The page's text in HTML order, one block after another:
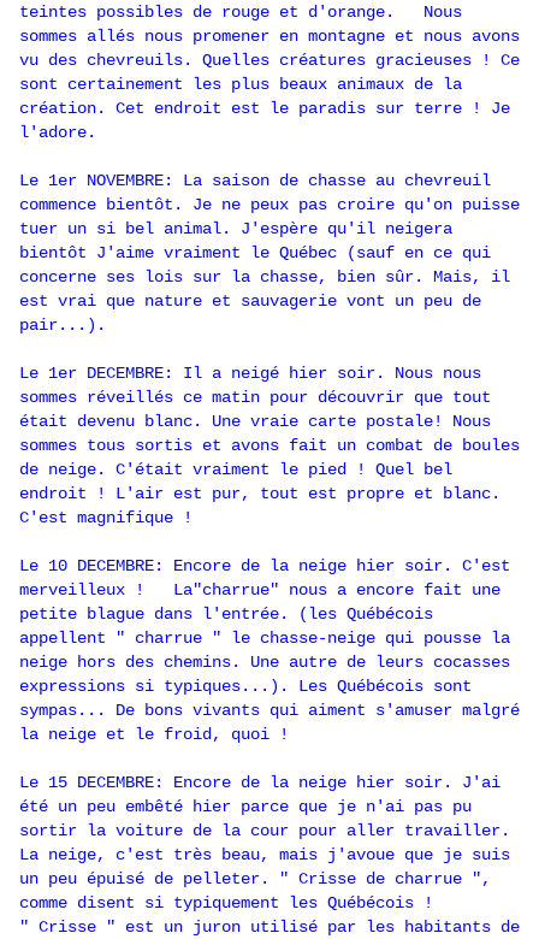
teintes possibles de rouge et d'orange. Nous
sommes allés nous promener en montagne et nous avons
vu des chevreuils. Quelles créatures gracieuses ! Ce
sont certainement les plus beaux animaux de la
création. Cet endroit est le paradis sur terre ! Je
l'adore.
Le 1er NOVEMBRE: La saison de chasse au chevreuil
commence bientôt. Je ne peux pas croire qu'on puisse
tuer un si bel animal. J'espère qu'il neigera
bientôt J'aime vraiment le Québec (sauf en ce qui
concerne ses lois sur la chasse, bien sûr. Mais, il
est vrai que nature et sauvagerie vont un peu de
pair...).
Le 1er DECEMBRE: Il a neigé hier soir. Nous nous
sommes réveillés ce matin pour découvrir que tout
était devenu blanc. Une vraie carte postale! Nous
sommes tous sortis et avons fait un combat de boules
de neige. C'était vraiment le pied ! Quel bel
endroit ! L'air est pur, tout est propre et blanc.
C'est magnifique !
Le 10 DECEMBRE: Encore de la neige hier soir. C'est
merveilleux ! La"charrue" nous a encore fait une
petite blague dans l'entrée. (les Québécois
appellent " charrue " le chasse-neige qui pousse la
neige hors des chemins. Une autre de leurs cocasses
expressions si typiques...). Les Québécois sont
sympas... De bons vivants qui aiment s'amuser malgré
la neige et le froid, quoi !
Le 15 DECEMBRE: Encore de la neige hier soir. J'ai
été un peu embêté hier parce que je n'ai pas pu
sortir la voiture de la cour pour aller travailler.
La neige, c'est très beau, mais j'avoue que je suis
un peu épuisé de pelleter. " Crisse de charrue ",
comme disent si typiquement les Québécois !
" Crisse " est un juron utilisé par les habitants de